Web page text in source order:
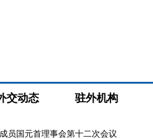
交动态 驻外机构
员国元首理事会第十二次会议